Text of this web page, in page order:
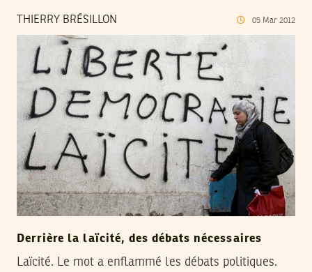
THIERRY BRÉSILLON 05 Mar 2012
Derrière la laïcité, des débats nécessaires
Laïcité. Le mot a enflammé les débats politiques.